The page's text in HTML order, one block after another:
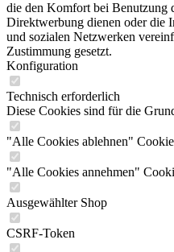
die den Komfort bei Benutzung
Direktwerbung dienen oder die
und sozialen Netzwerken
Zustimmung gesetzt.
Konfiguration
Technisch erforderlich
Diese Cookies sind für die
"Alle Cookies ablehnen" Cookie
"Alle Cookies annehmen"
Ausgewählter Shop
CSRF-Token